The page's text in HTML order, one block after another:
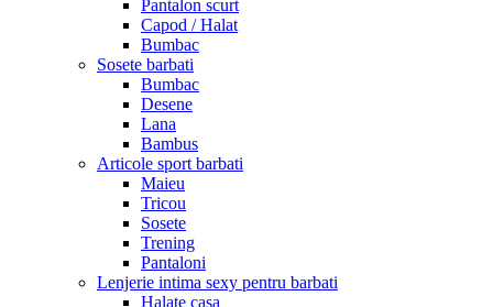
Pantalon scurt
Capod / Halat
Bumbac
Sosete barbati
Bumbac
Desene
Lana
Bambus
Articole sport barbati
Maieu
Tricou
Sosete
Trening
Pantaloni
Lenjerie intima sexy pentru barbati
Halate casa